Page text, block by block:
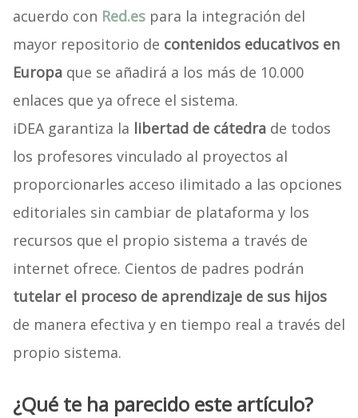
acuerdo con Red.espara la integración del
mayor repositorio de contenidos educativos en
Europaque se añadirá a los más de 10.000
enlaces que ya ofrece el sistema.
iDEA garantiza la libertad de cátedrade todos
los profesores vinculado al proyectos al
proporcionarles acceso ilimitado a las opciones
editoriales sin cambiar de plataforma y los
recursos que el propio sistema a través de
internet ofrece. Cientos de padres podrán
tutelar el proceso de aprendizaje de sus hijos
de manera efectiva y en tiempo real a través del
propio sistema.
¿Qué te ha parecido este artículo?